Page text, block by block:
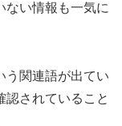
ない情報も一気に
う関連語が出てい
認されていること